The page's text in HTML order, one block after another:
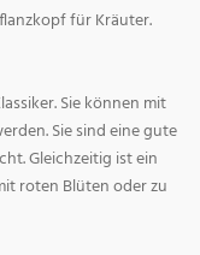
für Kräuter.
Sie können mit
Sie sind eine gute
Gleichzeitig ist ein
roten Blüten oder zu